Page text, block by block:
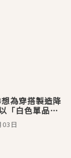
為穿搭製造降
「白色單品」
感度
03日